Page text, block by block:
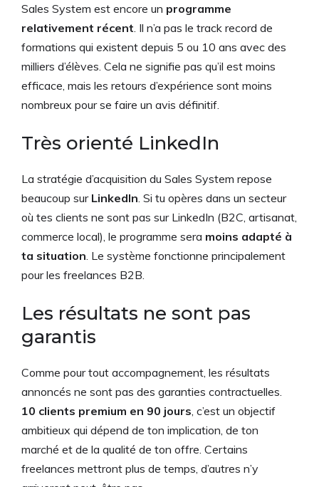
Sales System est encore un programme
relativement récent . Il n’a pas le track record de
formations qui existent depuis 5 ou 10 ans avec des
milliers d’élèves. Cela ne signifie pas qu’il est moins
efficace, mais les retours d’expérience sont moins
nombreux pour se faire un avis définitif.
Très orienté LinkedIn
La stratégie d’acquisition du Sales System repose
beaucoup sur LinkedIn . Si tu opères dans un secteur
où tes clients ne sont pas sur LinkedIn (B2C, artisanat,
commerce local), le programme sera moins adapté à
ta situation . Le système fonctionne principalement
pour les freelances B2B.
Les résultats ne sont pas
garantis
Comme pour tout accompagnement, les résultats
annoncés ne sont pas des garanties contractuelles.
10 clients premium en 90 jours , c’est un objectif
ambitieux qui dépend de ton implication, de ton
marché et de la qualité de ton offre. Certains
freelances mettront plus de temps, d’autres n’y